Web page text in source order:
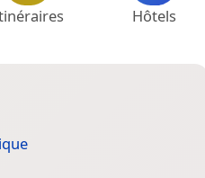
Hôtels